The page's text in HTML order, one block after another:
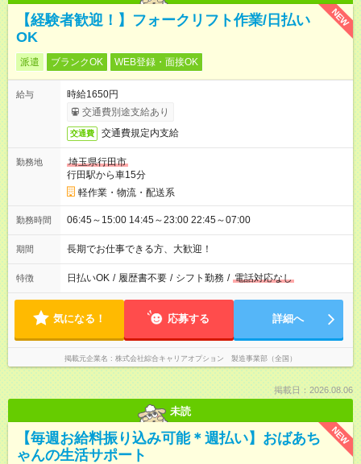
NEW
【経験者歓迎！】フォークリフト作業/日払い
OK
派遣 ブランクOK WEB登録・面接OK
給与
時給1650円
交通費別途支給あり
交通費 交通費規定内支給
勤務地
埼玉県行田市
行田駅から車15分
軽作業・物流・配送系
勤務時間 06:45～15:00 14:45～23:00 22:45～07:00
期間 長期でお仕事できる方、大歓迎！
特徴 日払いOK / 履歴書不要 / シフト勤務 / 電話対応なし
気になる！ 応募する 詳細へ
掲載元企業名 株式会社綜合キャリアオプション 製造事業部（全国）
掲載日：2026.08.06
未読
NEW
【毎週お給料振り込み可能＊週払い】おばあち
ゃんの生活サポート